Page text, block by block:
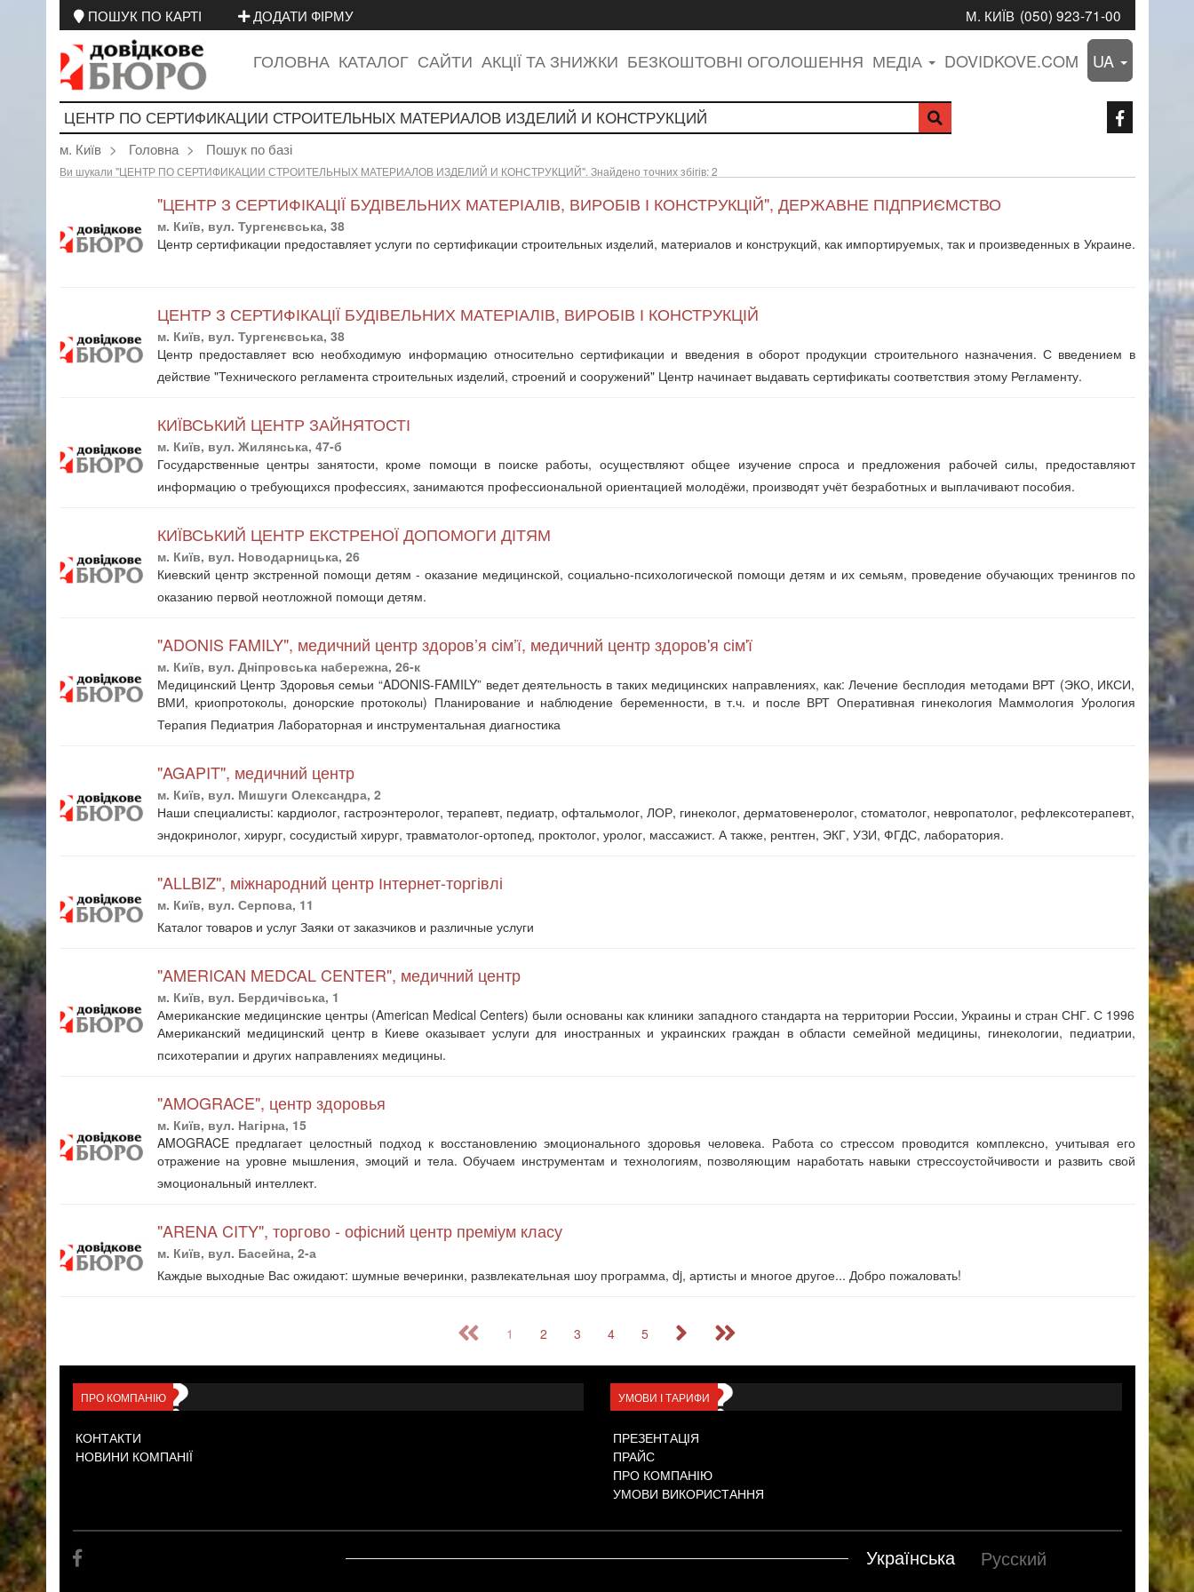
ПОШУК ПО КАРТІ ДОДАТИ ФІРМУ М. КИЇВ (050) 923-71-00
ГОЛОВНА КАТАЛОГ САЙТИ АКЦІЇ ТА ЗНИЖКИ БЕЗКОШТОВНІ ОГОЛОШЕННЯ МЕДІА DOVIDKOVE.COM UA
м. Київ Головна Пошук по базі
Ви шукали "ЦЕНТР ПО СЕРТИФИКАЦИИ СТРОИТЕЛЬНЫХ МАТЕРИАЛОВ ИЗДЕЛИЙ И КОНСТРУКЦИЙ". Знайдено точних збігів: 2
"ЦЕНТР З СЕРТИФІКАЦІЇ БУДІВЕЛЬНИХ МАТЕРІАЛІВ, ВИРОБІВ І КОНСТРУКЦІЙ", ДЕРЖАВНЕ ПІДПРИЄМСТВО
м. Київ, вул. Тургенєвська, 38
Центр сертификации предоставляет услуги по сертификации строительных изделий, материалов и конструкций, как импортируемых, так и произведенных в Украине.
ЦЕНТР З СЕРТИФІКАЦІЇ БУДІВЕЛЬНИХ МАТЕРІАЛІВ, ВИРОБІВ І КОНСТРУКЦІЙ
м. Київ, вул. Тургенєвська, 38
Центр предоставляет всю необходимую информацию относительно сертификации и введения в оборот продукции строительного назначения. С введением в
действие "Технического регламента строительных изделий, строений и сооружений" Центр начинает выдавать сертификаты соответствия этому Регламенту.
КИЇВСЬКИЙ ЦЕНТР ЗАЙНЯТОСТІ
м. Київ, вул. Жилянська, 47-б
Государственные центры занятости, кроме помощи в поиске работы, осуществляют общее изучение спроса и предложения рабочей силы, предоставляют
информацию о требующихся профессиях, занимаются профессиональной ориентацией молодёжи, производят учёт безработных и выплачивают пособия.
КИЇВСЬКИЙ ЦЕНТР ЕКСТРЕНОЇ ДОПОМОГИ ДІТЯМ
м. Київ, вул. Новодарницька, 26
Киевский центр экстренной помощи детям - оказание медицинской, социально-психологической помощи детям и их семьям, проведение обучающих тренингов по
оказанию первой неотложной помощи детям.
"ADONIS FAMILY", медичний центр здоров’я сім’ї, медичний центр здоров'я сім'ї
м. Київ, вул. Дніпровська набережна, 26-к
Медицинский Центр Здоровья семьи “ADONIS-FAMILY” ведет деятельность в таких медицинских направлениях, как: Лечение бесплодия методами ВРТ (ЭКО, ИКСИ,
ВМИ, криопротоколы, донорские протоколы) Планирование и наблюдение беременности, в т.ч. и после ВРТ Оперативная гинекология Маммология Урология
Терапия Педиатрия Лабораторная и инструментальная диагностика
"AGAPIT", медичний центр
м. Київ, вул. Мишуги Олександра, 2
Наши специалисты: кардиолог, гастроэнтеролог, терапевт, педиатр, офтальмолог, ЛОР, гинеколог, дерматовенеролог, стоматолог, невропатолог, рефлексотерапевт,
эндокринолог, хирург, сосудистый хирург, травматолог-ортопед, проктолог, уролог, массажист. А также, рентген, ЭКГ, УЗИ, ФГДС, лаборатория.
"ALLBIZ", міжнародний центр Інтернет-торгівлі
м. Київ, вул. Серпова, 11
Каталог товаров и услуг Заяки от заказчиков и различные услуги
"AMERICAN MEDCAL CENTER", медичний центр
м. Київ, вул. Бердичівська, 1
Американские медицинские центры (American Medical Centers) были основаны как клиники западного стандарта на территории России, Украины и стран СНГ. С 1996
Американский медицинский центр в Киеве оказывает услуги для иностранных и украинских граждан в области семейной медицины, гинекологии, педиатрии,
психотерапии и других направлениях медицины.
"AMOGRACE", центр здоровья
м. Київ, вул. Нагірна, 15
AMOGRACE предлагает целостный подход к восстановлению эмоционального здоровья человека. Работа со стрессом проводится комплексно, учитывая его
отражение на уровне мышления, эмоций и тела. Обучаем инструментам и технологиям, позволяющим наработать навыки стрессоустойчивости и развить свой
эмоциональный интеллект.
"ARENA CITY", торгово - офісний центр преміум класу
м. Київ, вул. Басейна, 2-а
Каждые выходные Вас ожидают: шумные вечеринки, развлекательная шоу программа, dj, артисты и многое другое... Добро пожаловать!
1 2 3 4 5
ПРО КОМПАНІЮ
КОНТАКТИ
НОВИНИ КОМПАНІЇ
УМОВИ І ТАРИФИ
ПРЕЗЕНТАЦІЯ
ПРАЙС
ПРО КОМПАНІЮ
УМОВИ ВИКОРИСТАННЯ
Українська Русский